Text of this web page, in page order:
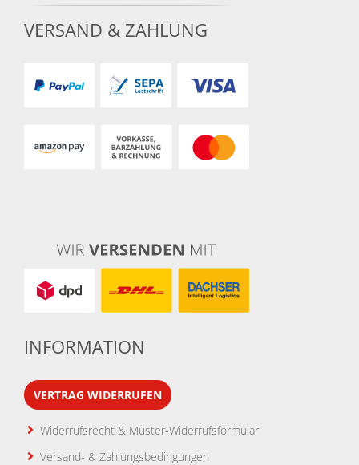
VERSAND & ZAHLUNG
INFORMATION
VERTRAG WIDERRUFEN
Widerrufsrecht & Muster-Widerrufsformular
Versand- & Zahlungsbedingungen